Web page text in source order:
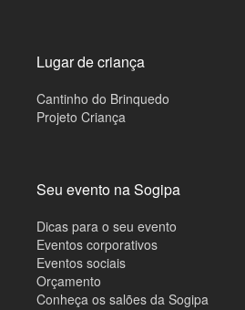
Lugar de criança
Cantinho do Brinquedo
Projeto Criança
Seu evento na Sogipa
Dicas para o seu evento
Eventos corporativos
Eventos sociais
Orçamento
Conheça os salões da Sogipa